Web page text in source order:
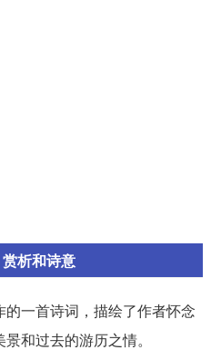
赏析和诗意
的一首诗词，描绘了作者怀念
和过去的游历之情。